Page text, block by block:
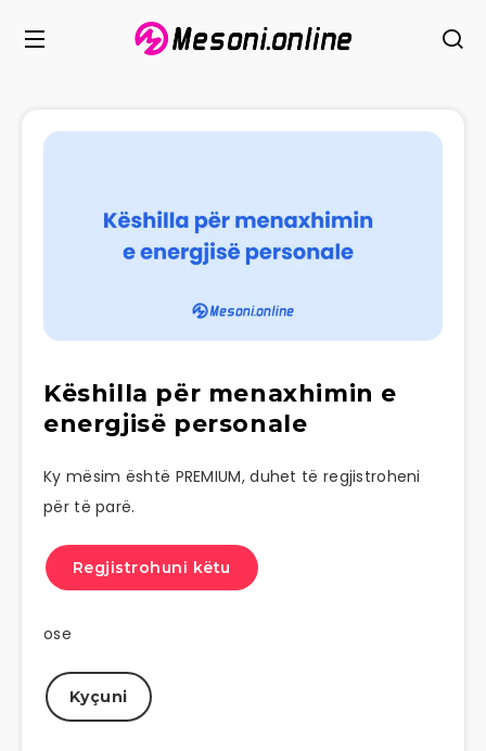
Këshilla për menaxhimin e
energjisë personale
Ky mësim është PREMIUM, duhet të regjistroheni
për të parë.
Regjistrohuni këtu
ose
Kyçuni